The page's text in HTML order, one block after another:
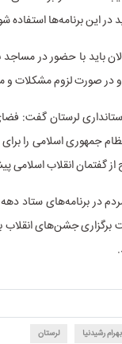
این برنامه‌ها استفاده
باید با حضور در مساجد
صورت لزوم مشکلات و
لرستان گفت:
جمهوری اسلامی را
گفتمان انقلاب اسلامی
در برنامه‌های ستاد
برگزاری جشن‌های
بهرام رشیدنیا لرستان